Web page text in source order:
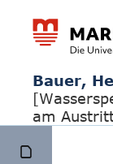
Bauer,
am